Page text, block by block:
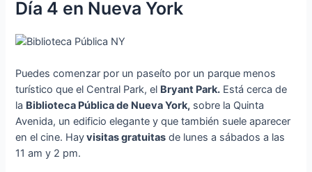
Día 4 en Nueva York
Puedes comenzar por un paseíto por un parque menos
turístico que el Central Park, el Bryant Park. Está cerca de
la Biblioteca Pública de Nueva York, sobre la Quinta
Avenida, un edificio elegante y que también suele aparecer
en el cine. Hayvisitas gratuitas de lunes a sábados a las
11 am y 2 pm.